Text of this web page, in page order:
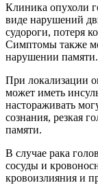
Клиника опухоли
виде нарушений
судороги, потеря
Симптомы также
нарушении памяти.
При локализации
может иметь
настораживать
сознания, резкая
памяти.
В случае рака
сосуды и
кровоизлияния и